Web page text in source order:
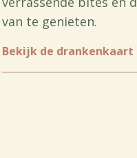
van te genieten.
Bekijk de drankenkaart